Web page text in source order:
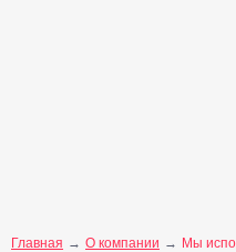
Главная О компании Мы